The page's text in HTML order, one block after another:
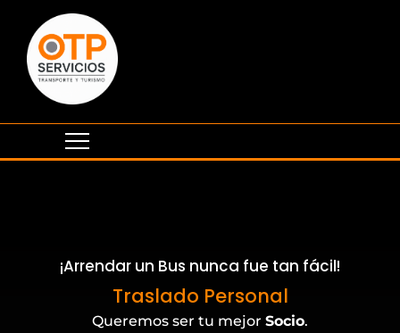
¡Arrendar un Bus nunca fue tan fácil!
Traslado Personal
Eventos Corporativos
Queremos ser tu mejor Socio.